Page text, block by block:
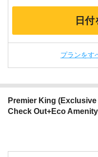
日
プランをす
Premier King
Check Out+Eco